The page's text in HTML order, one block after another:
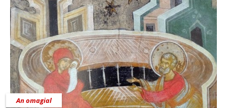
An omagial